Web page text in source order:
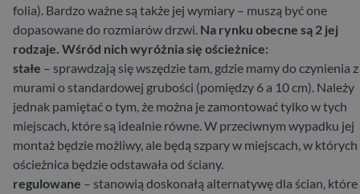
folia). Bardzo ważne są także jej wymiary – muszą być one
dopasowane do rozmiarów drzwi. Na rynku obecne są 2 jej
rodzaje. Wśród nich wyróżnia się ościeżnice:
stałe – sprawdzają się wszędzie tam, gdzie mamy do czynienia z
murami o standardowej grubości (pomiędzy 6 a 10 cm). Należy
jednak pamiętać o tym, że można je zamontować tylko w tych
miejscach, które są idealnie równe. W przeciwnym wypadku jej
montaż będzie możliwy, ale będą szpary w miejscach, w których
ościeżnica będzie odstawała od ściany.
regulowane – stanowią doskonałą alternatywę dla ścian, które